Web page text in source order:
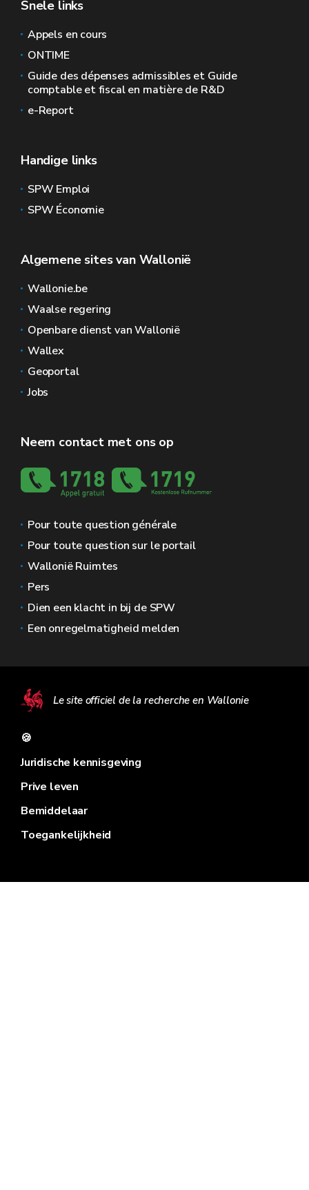
Snele links
Appels en cours
ONTIME
Guide des dépenses admissibles et Guide
comptable et fiscal en matière de R&D
e-Report
Handige links
SPW Emploi
SPW Économie
Algemene sites van Wallonië
Wallonie.be
Waalse regering
Openbare dienst van Wallonië
Wallex
Geoportal
Jobs
Neem contact met ons op
Pour toute question générale
Pour toute question sur le portail
Wallonië Ruimtes
Pers
Dien een klacht in bij de SPW
Een onregelmatigheid melden
Le site officiel de la recherche en Wallonie
🍪
Juridische kennisgeving
Prive leven
Bemiddelaar
Toegankelijkheid